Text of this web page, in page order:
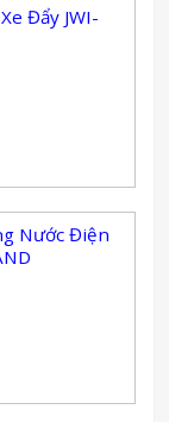
Đẩy JWI-
Nước Điện